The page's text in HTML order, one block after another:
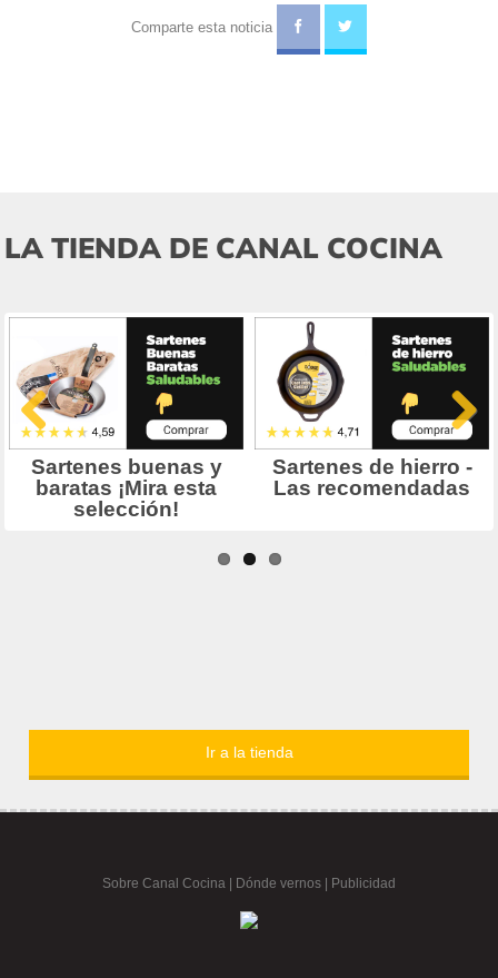
Comparte esta noticia
LA TIENDA DE CANAL COCINA
Ir a la tienda
Sobre Canal Cocina Dónde vernos | Publicidad